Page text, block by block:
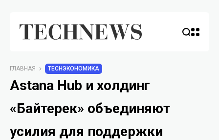
ГЛАВНАЯ TECHЭКОНОМИКА
Astana Hub и холдинг
«Байтерек» объединяют
усилия для поддержки